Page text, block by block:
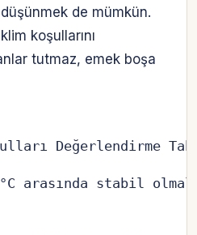
de mümkün.
koşullarını
tutmaz, emek boşa
Değerlendirme
arasında stabil